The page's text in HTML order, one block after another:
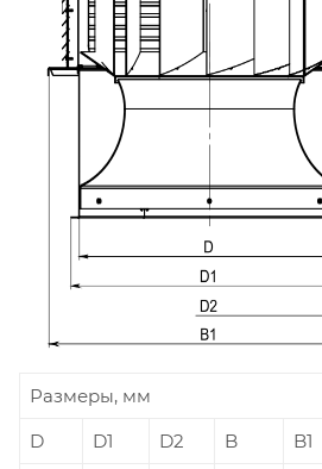
Размеры, мм
D
D1 D2 B B1